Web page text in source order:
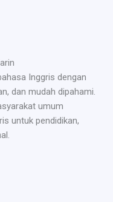
Inggris dengan
dan mudah dipahami.
umum
untuk pendidikan,